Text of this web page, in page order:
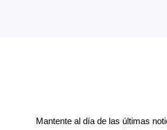
Mantente al día de las últimas